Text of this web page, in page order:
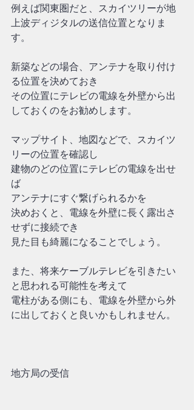
例えば関東圏だと、スカイツリーが地
上波ディジタルの送信位置となりま
す。
新築などの場合、アンテナを取り付け
る位置を決めておき
その位置にテレビの電線を外壁から出
しておくのをお勧めします。
マップサイト、地図などで、スカイツ
リーの位置を確認し
建物のどの位置にテレビの電線を出せ
ば
アンテナにすぐ繋げられるかを
決めおくと、電線を外壁に長く露出さ
せずに接続でき
見た目も綺麗になることでしょう。
また、将来ケーブルテレビを引きたい
と思われる可能性を考えて
電柱がある側にも、電線を外壁から外
に出しておくと良いかもしれません。
地方局の受信